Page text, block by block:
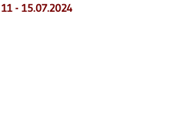
- 15.07.2024